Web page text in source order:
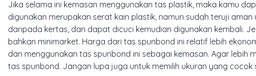
Jika selama ini kemasan menggunakan tas plastik, maka kamu
digunakan merupakan serat kain plastik, namun sudah teruji
daripada kertas, dan dapat dicuci kemudian digunakan kembali.
bahkan minimarket. Harga dari tas spunbond ini relatif lebih
dan menggunakan tas spunbond ini sebagai kemasan. Agar
tas spunbond. Jangan lupa juga untuk memilih ukuran yang cocok